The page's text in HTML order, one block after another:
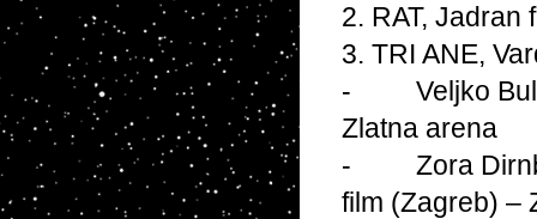
2. RAT, Jadran
3. TRI ANE,
- Veljko
Zlatna arena
- Zora
film (Zagreb) –